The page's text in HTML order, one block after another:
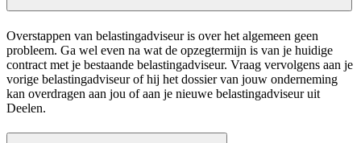
Overstappen van belastingadviseur is over het algemeen geen
probleem. Ga wel even na wat de opzegtermijn is van je huidige
contract met je bestaande belastingadviseur. Vraag vervolgens aan je
vorige belastingadviseur of hij het dossier van jouw onderneming
kan overdragen aan jou of aan je nieuwe belastingadviseur uit
Deelen.